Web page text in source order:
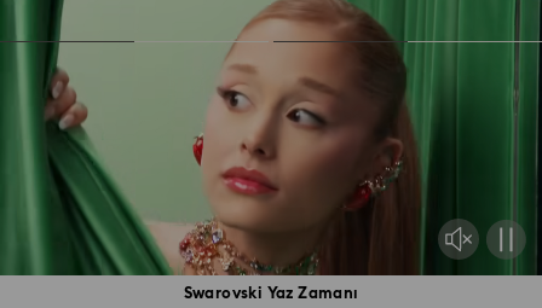
Swarovski Yaz Zamanı